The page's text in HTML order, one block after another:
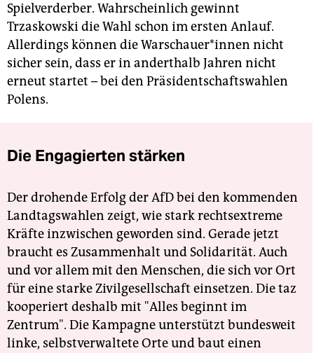
Spielverderber. Wahrscheinlich gewinnt
Trzaskowski die Wahl schon im ersten Anlauf.
Allerdings können die War­schaue­r*in­nen nicht
sicher sein, dass er in anderthalb Jahren nicht
erneut startet – bei den Präsidentschaftswahlen
Polens.
Die Engagierten stärken
Der drohende Erfolg der AfD bei den kommenden
Landtagswahlen zeigt, wie stark rechtsextreme
Kräfte inzwischen geworden sind. Gerade jetzt
braucht es Zusammenhalt und Solidarität. Auch
und vor allem mit den Menschen, die sich vor Ort
für eine starke Zivilgesellschaft einsetzen. Die taz
kooperiert deshalb mit "Alles beginnt im
Zentrum". Die Kampagne unterstützt bundesweit
linke, selbstverwaltete Orte und baut einen